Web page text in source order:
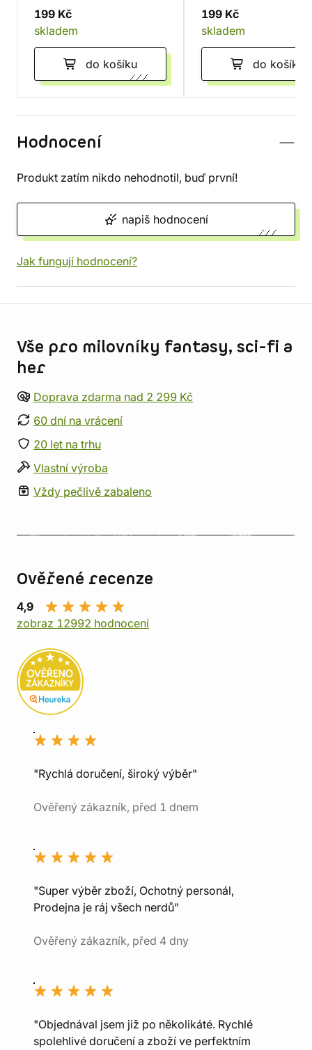
199 Kč
skladem
do košíku
199 Kč
skladem
do košíku
Hodnocení
Produkt zatím nikdo nehodnotil, buď první!
napiš hodnocení
Jak fungují hodnocení?
Vše pro milovníky fantasy, sci-fi a
her
Doprava zdarma nad 2 299 Kč
60 dní na vrácení
20 let na trhu
Vlastní výroba
Vždy pečlivě zabaleno
Ověřené recenze
4,9
zobraz 12992 hodnocení
"Rychlá doručení, široký výběr"
Ověřený zákazník, před 1 dnem
"Super výběr zboží, Ochotný personál,
Prodejna je ráj všech nerdů"
Ověřený zákazník, před 4 dny
"Objednával jsem již po několikáté. Rychlé
spolehlivé doručení a zboží ve perfektním